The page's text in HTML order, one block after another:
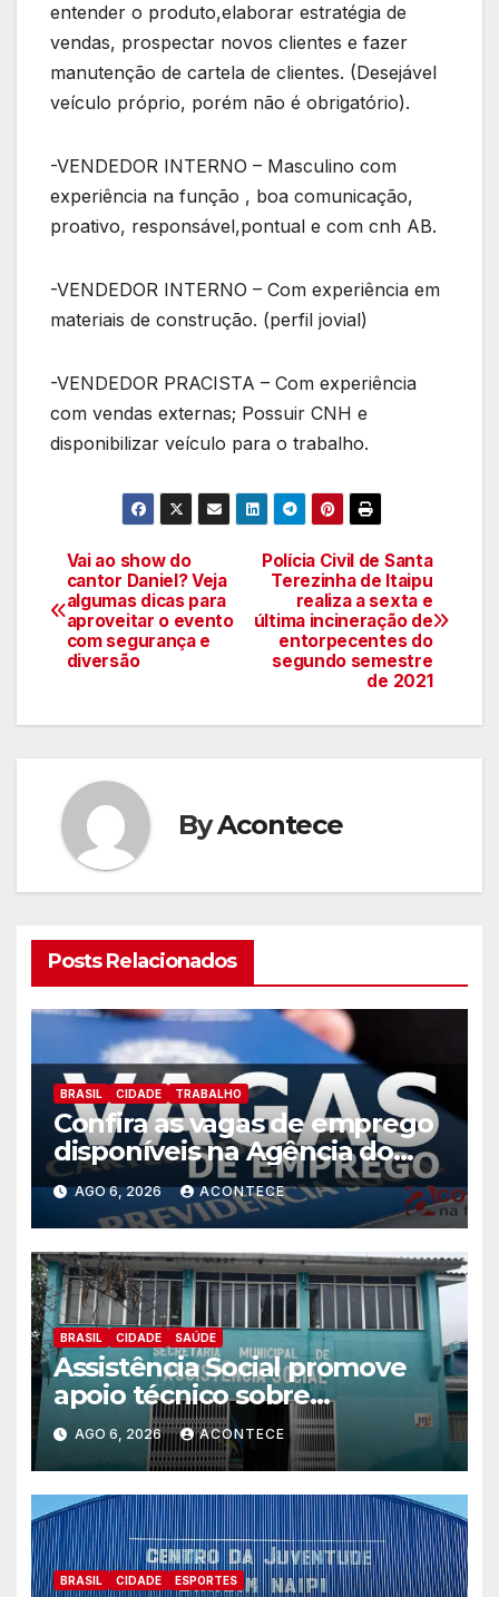
entender o produto,elaborar estratégia de
vendas, prospectar novos clientes e fazer
manutenção de cartela de clientes. (Desejável
veículo próprio, porém não é obrigatório).
-VENDEDOR INTERNO – Masculino com
experiência na função , boa comunicação,
proativo, responsável,pontual e com cnh AB.
-VENDEDOR INTERNO – Com experiência em
materiais de construção. (perfil jovial)
-VENDEDOR PRACISTA – Com experiência
com vendas externas; Possuir CNH e
disponibilizar veículo para o trabalho.
Navegação
de
artigos
Polícia Civil de Santa
Terezinha de Itaipu
realiza a sexta e
última incineração de
entorpecentes do
segundo semestre
de 2021
Vai ao show do
cantor Daniel? Veja
algumas dicas para
aproveitar o evento
com segurança e
diversão
ByAcontece
Posts Relacionados
BRASIL CIDADE TRABALHO
Confira as vagas de emprego
disponíveis na Agência do
Trabalhador
AGO 6, 2026 ACONTECE
BRASIL CIDADE SAÚDE
Assistência Social promove
apoio técnico sobre
preparação e resposta a
situações de emergência e
calamidade pública
AGO 6, 2026 ACONTECE
BRASIL CIDADE ESPORTES